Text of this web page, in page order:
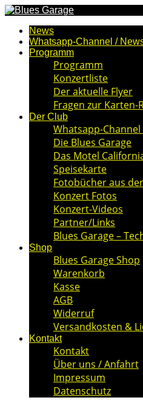
News
Whatsapp-Channel /
Programm
Programm
Konzertliste
Der aktuelle Flyer
Fragen zur Karten-
Der Club
Whatsapp-
Die Blues Garage
Das Motel
Speisekarte
Fotobücher aus
Konzert Fotos
Konzert-Videos
Partner/Links
Blues Garage –
Shop
Blues Garage Shop
Warenkorb
Kasse
AGB
Widerruf
Versandkosten &
Kontakt
Kontakt
Über uns / Anfahrt
Impressum
Datenschutz